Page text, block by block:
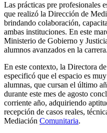
Las prácticas pre profesionales
que realizó la Dirección de
brindando colaboración,
ambas instituciones. En este
Ministerio de Gobierno y
alumnos avanzados en la carrera.
En este contexto, la Directora
especificó que el espacio es
alumnas, que cursan el último
durante este mes de agosto
corriente año, adquiriendo
recepción de casos reales,
Mediación Comunitaria.